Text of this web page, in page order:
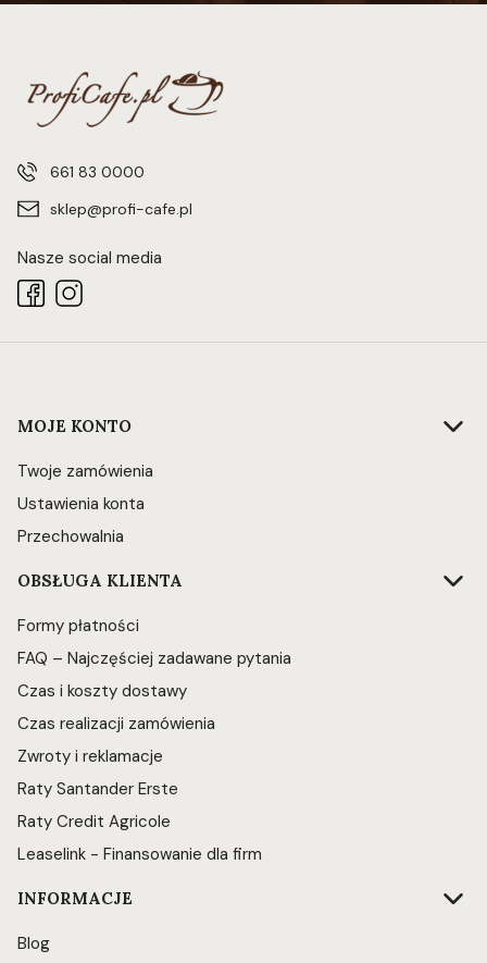
661 83 0000
sklep@profi-cafe.pl
Nasze social media
Linki w stopce
MOJE KONTO
Twoje zamówienia
Ustawienia konta
Przechowalnia
OBSŁUGA KLIENTA
Formy płatności
FAQ – Najczęściej zadawane pytania
Czas i koszty dostawy
Czas realizacji zamówienia
Zwroty i reklamacje
Raty Santander Erste
Raty Credit Agricole
Leaselink - Finansowanie dla firm
INFORMACJE
Blog